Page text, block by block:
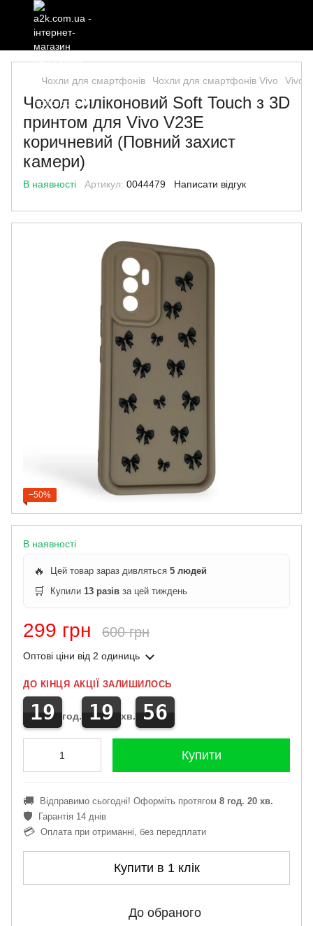
Чохли для смартфонів Чохли для смартфонів Vivo Vivo
Чохол силіконовий Soft Touch з 3D
принтом для Vivo V23E
коричневий (Повний захист
камери)
В наявності Артикул: 0044479 Написати відгук
−50%
В наявності
🔥 Цей товар зараз дивляться 5 людей
🛒 Купили 13 разів за цей тиждень
299 грн 600 грн
Оптові ціни від 2 одиниць
ДО КІНЦЯ АКЦІЇ ЗАЛИШИЛОСЬ
19 год. 19 хв. 56
Купити
🚚 Відправимо сьогодні! Оформіть протягом 8 год. 20 хв.
🛡️ Гарантія 14 днів
💳 Оплата при отриманні, без передплати
Купити в 1 клік
До обраного